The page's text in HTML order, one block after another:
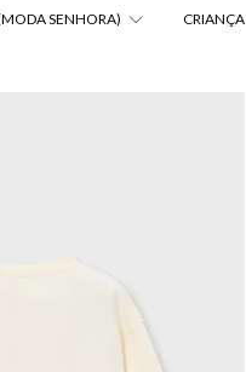
SENHORA) CRIANÇA